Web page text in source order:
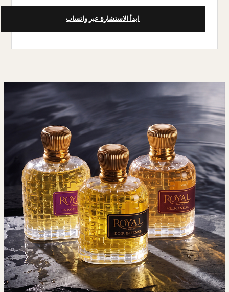
ابدأ الاستشارة عبر واتساب